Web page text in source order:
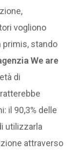
vogliono
primis, stando
We are
di
il 90,3% delle
utilizzarla
attraverso